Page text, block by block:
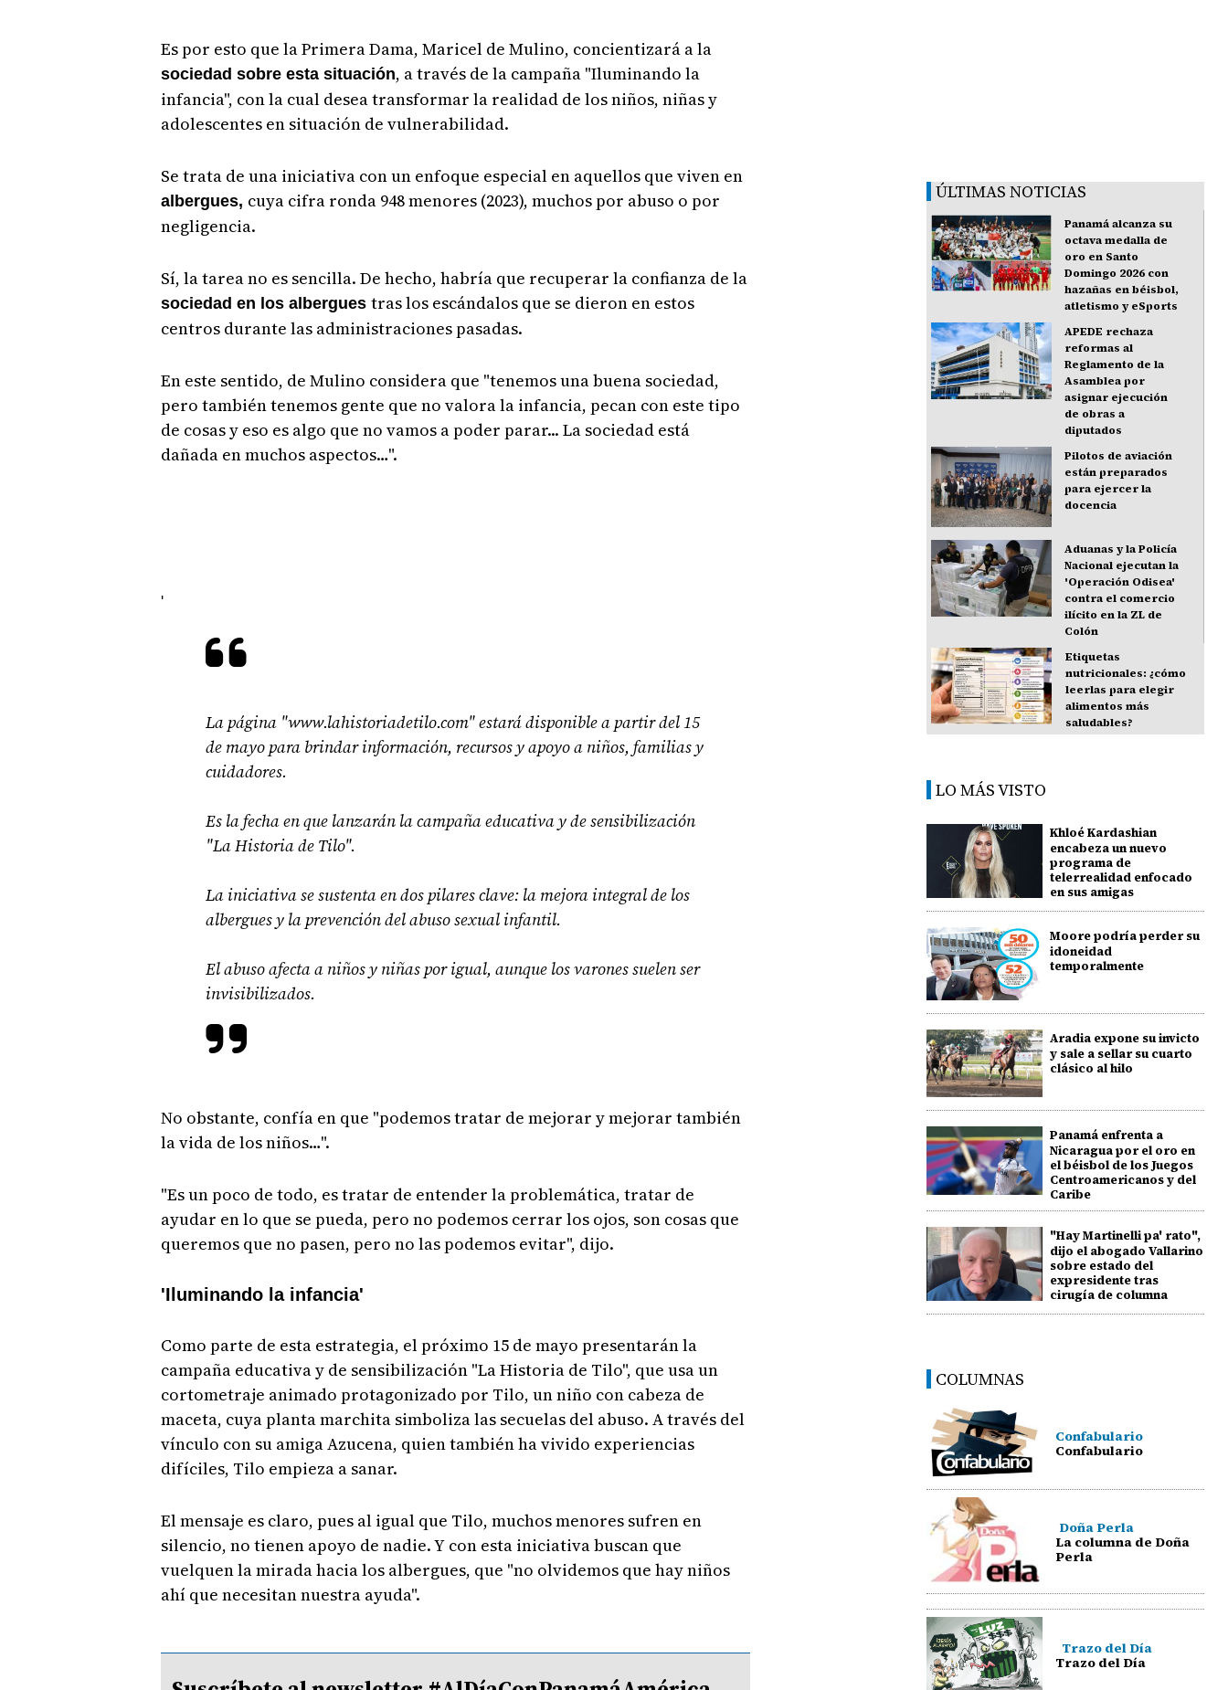
Es por esto que la Primera Dama, Maricel de Mulino, concientizará a la
sociedad sobre esta situación, a través de la campaña "Iluminando la
infancia", con la cual desea transformar la realidad de los niños, niñas y
adolescentes en situación de vulnerabilidad.
Se trata de una iniciativa con un enfoque especial en aquellos que viven en
albergues, cuya cifra ronda 948 menores (2023), muchos por abuso o por
negligencia.
Sí, la tarea no es sencilla. De hecho, habría que recuperar la confianza de la
sociedad en los albergues tras los escándalos que se dieron en estos
centros durante las administraciones pasadas.
En este sentido, de Mulino considera que "tenemos una buena sociedad,
pero también tenemos gente que no valora la infancia, pecan con este tipo
de cosas y eso es algo que no vamos a poder parar... La sociedad está
dañada en muchos aspectos…".
'
La página "www.lahistoriadetilo.com" estará disponible a partir del 15
de mayo para brindar información, recursos y apoyo a niños, familias y
cuidadores.
Es la fecha en que lanzarán la campaña educativa y de sensibilización
"La Historia de Tilo".
La iniciativa se sustenta en dos pilares clave: la mejora integral de los
albergues y la prevención del abuso sexual infantil.
El abuso afecta a niños y niñas por igual, aunque los varones suelen ser
invisibilizados.
No obstante, confía en que "podemos tratar de mejorar y mejorar también
la vida de los niños…".
"Es un poco de todo, es tratar de entender la problemática, tratar de
ayudar en lo que se pueda, pero no podemos cerrar los ojos, son cosas que
queremos que no pasen, pero no las podemos evitar", dijo.
'Iluminando la infancia'
Como parte de esta estrategia, el próximo 15 de mayo presentarán la
campaña educativa y de sensibilización "La Historia de Tilo", que usa un
cortometraje animado protagonizado por Tilo, un niño con cabeza de
maceta, cuya planta marchita simboliza las secuelas del abuso. A través del
vínculo con su amiga Azucena, quien también ha vivido experiencias
difíciles, Tilo empieza a sanar.
El mensaje es claro, pues al igual que Tilo, muchos menores sufren en
silencio, no tienen apoyo de nadie. Y con esta iniciativa buscan que
vuelquen la mirada hacia los albergues, que "no olvidemos que hay niños
ahí que necesitan nuestra ayuda".
ÚLTIMAS NOTICIAS
Panamá alcanza su
octava medalla de
oro en Santo
Domingo 2026 con
hazañas en béisbol,
atletismo y eSports
APEDE rechaza
reformas al
Reglamento de la
Asamblea por
asignar ejecución
de obras a
diputados
Pilotos de aviación
están preparados
para ejercer la
docencia
Aduanas y la Policía
Nacional ejecutan la
'Operación Odisea'
contra el comercio
ilícito en la ZL de
Colón
Etiquetas
nutricionales: ¿cómo
leerlas para elegir
alimentos más
saludables?
LO MÁS VISTO
Khloé Kardashian
encabeza un nuevo
programa de
telerrealidad enfocado
en sus amigas
Moore podría perder su
idoneidad
temporalmente
Aradia expone su invicto
y sale a sellar su cuarto
clásico al hilo
Panamá enfrenta a
Nicaragua por el oro en
el béisbol de los Juegos
Centroamericanos y del
Caribe
"Hay Martinelli pa' rato",
dijo el abogado Vallarino
sobre estado del
expresidente tras
cirugía de columna
COLUMNAS
Confabulario
Confabulario
Doña Perla
La columna de Doña
Perla
Trazo del Día
Trazo del Día